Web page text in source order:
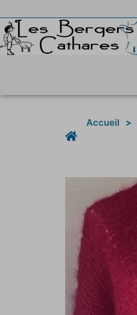
Accueil >